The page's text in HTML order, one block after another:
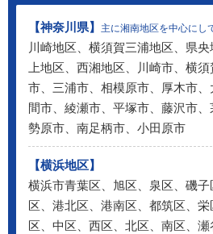
【神奈川県】 主に湘南地区を中心にし
川崎地区、横須賀三浦地区、県
上地区、西湘地区、川崎市、横
市、三浦市、相模原市、厚木市
間市、綾瀬市、平塚市、藤沢市
勢原市、南足柄市、小田原市
【横浜地区】
横浜市青葉区、旭区、泉区、磯
区、港北区、港南区、都筑区、
区、中区、西区、北区、南区、